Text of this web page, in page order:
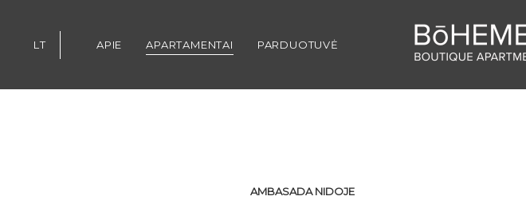
contentLT APIE APARTAMENTAI PARDUOTUVĖ
AMBASADA NIDOJE